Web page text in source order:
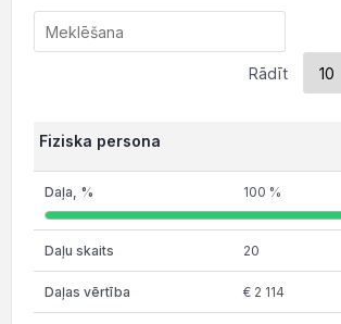
Rādīt
Fiziska persona
100 %
20
€ 2 114